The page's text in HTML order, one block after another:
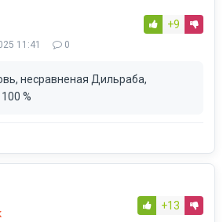
11:41 0
+9
несравненая Дильраба,
%
+13